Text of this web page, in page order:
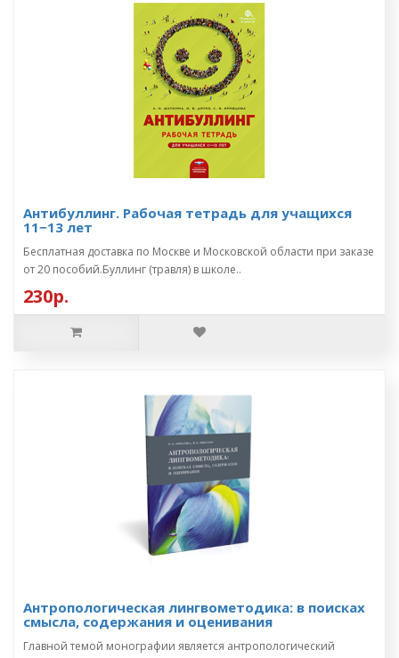
Антибуллинг. Рабочая тетрадь для учащихся
11−13 лет
Бесплатная доставка по Москве и Московской области при заказе
от 20 пособий.Буллинг (травля) в школе..
230р.
Антропологическая лингвометодика: в поисках
смысла, содержания и оценивания
Главной темой монографии является антропологический